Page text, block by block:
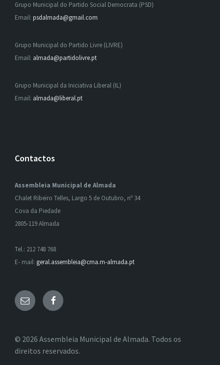
Grupo Municipal do Partido Social Democrata (PSD)
Email: psdalmada@gmail.com
Grupo Municipal do Partido Livre (LIVRE)
Email: almada@partidolivre.pt
Grupo Municipal da Iniciativa Liberal (IL)
Email: almada@liberal.pt
Contactos
Assembleia Municipal de Almada
Chalet Ribeiro Telles, Largo 5 de Outubro, nº 34
Cova da Piedade
2805-119 Almada
Tel.: 212 748 768
E- mail: geral.assembleia@cma.m-almada.pt
Email Facebook
© 2026 Assembleia Municipal de Almada. Todos os
direitos reservados.